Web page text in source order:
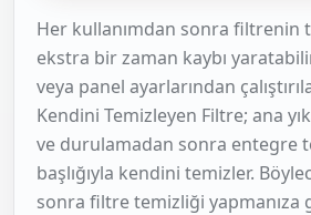
Her kullanımdan sonra filtrenin
ekstra bir zaman kaybı
veya panel ayarlarından
Kendini Temizleyen Filtre; ana
ve durulamadan sonra entegre
başlığıyla kendini temizler.
sonra filtre temizliği yapmanıza